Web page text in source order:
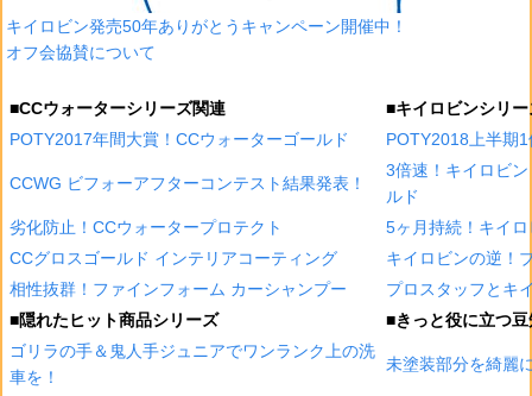
キイロビン発売50年ありがとうキャンペーン開催中！
オフ会協賛について
■CCウォーターシリーズ関連
■キイロビンシリ
POTY2017年間大賞！CCウォーターゴールド
POTY2018上半期
CCWG ビフォーアフターコンテスト結果発表！
3倍速！キイロビ
ルド
劣化防止！CCウォータープロテクト
5ヶ月持続！キイ
CCグロスゴールド インテリアコーティング
キイロビンの逆！
相性抜群！ファインフォーム カーシャンプー
プロスタッフとキ
■隠れたヒット商品シリーズ
■きっと役に立つ豆
ゴリラの手＆鬼人手ジュニアでワンランク上の洗
車を！
未塗装部分を綺麗